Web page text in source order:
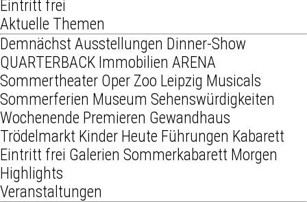
Eintritt frei
Aktuelle Themen
Demnächst Ausstellungen Dinner-Show
QUARTERBACK Immobilien ARENA
Sommertheater Oper Zoo Leipzig Musicals
Sommerferien Museum Sehenswürdigkeiten
Wochenende Premieren Gewandhaus
Trödelmarkt Kinder Heute Führungen Kabarett
Eintritt frei Galerien Sommerkabarett Morgen
Highlights
Veranstaltungen